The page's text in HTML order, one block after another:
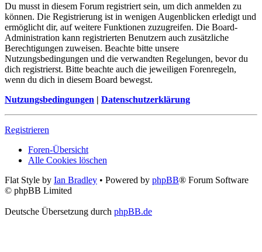
Du musst in diesem Forum registriert sein, um dich anmelden zu
können. Die Registrierung ist in wenigen Augenblicken erledigt und
ermöglicht dir, auf weitere Funktionen zuzugreifen. Die Board-
Administration kann registrierten Benutzern auch zusätzliche
Berechtigungen zuweisen. Beachte bitte unsere
Nutzungsbedingungen und die verwandten Regelungen, bevor du
dich registrierst. Bitte beachte auch die jeweiligen Forenregeln,
wenn du dich in diesem Board bewegst.
Nutzungsbedingungen | Datenschutzerklärung
Registrieren
Foren-Übersicht
Alle Cookies löschen
Flat Style by Ian Bradley • Powered by phpBB® Forum Software
© phpBB Limited
Deutsche Übersetzung durch phpBB.de